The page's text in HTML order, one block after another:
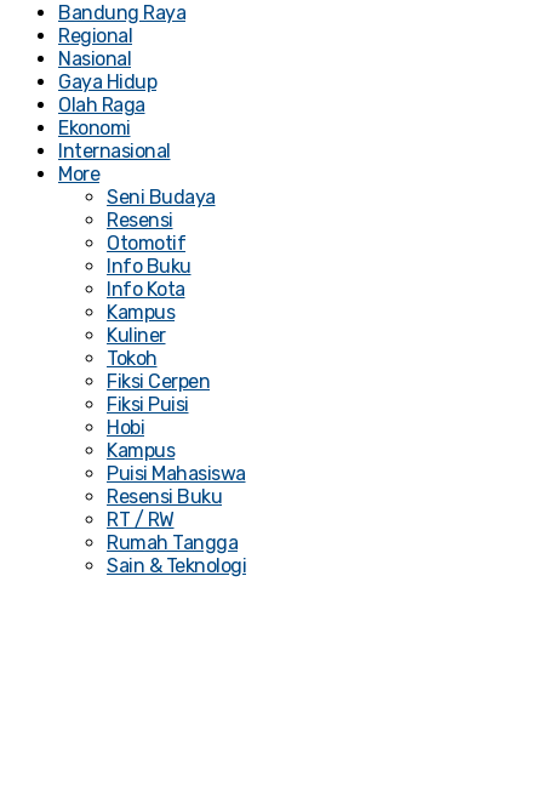
Bandung Raya
Regional
Nasional
Gaya Hidup
Olah Raga
Ekonomi
Internasional
More
Seni Budaya
Resensi
Otomotif
Info Buku
Info Kota
Kampus
Kuliner
Tokoh
Fiksi Cerpen
Fiksi Puisi
Hobi
Kampus
Puisi Mahasiswa
Resensi Buku
RT / RW
Rumah Tangga
Sain & Teknologi